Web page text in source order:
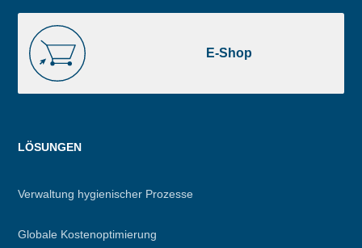
E-Shop
Shop
Menu
LÖSUNGEN
Verwaltung hygienischer Prozesse
Globale Kostenoptimierung